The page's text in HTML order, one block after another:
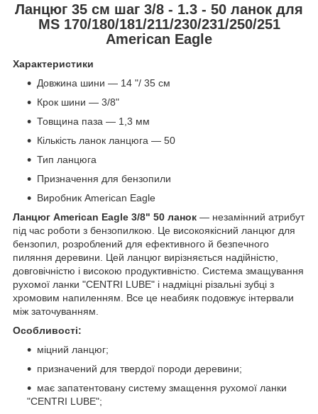
Ланцюг 35 см шаг 3/8 - 1.3 - 50 ланок для
MS 170/180/181/211/230/231/250/251
American Eagle
Характеристики
Довжина шини — 14 "/ 35 см
Крок шини — 3/8"
Товщина паза — 1,3 мм
Кількість ланок ланцюга — 50
Тип ланцюга
Призначення для бензопили
Виробник American Eagle
Ланцюг American Eagle 3/8" 50 ланок — незамінний атрибут
під час роботи з бензопилкою. Це високоякісний ланцюг для
бензопил, розроблений для ефективного й безпечного
пиляння деревини. Цей ланцюг вирізняється надійністю,
довговічністю і високою продуктивністю. Система змащування
рухомої ланки "CENTRI LUBE" і надміцні різальні зубці з
хромовим напиленням. Все це неабияк подовжує інтервали
між заточуванням.
Особливості:
міцний ланцюг;
призначений для твердої породи деревини;
має запатентовану систему змащення рухомої ланки
"CENTRI LUBE";